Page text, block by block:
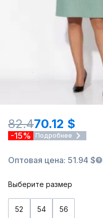
82.470.12 $
-15% Подробнее
Оптовая цена: 51.94 $
Выберите размер
52 54 56